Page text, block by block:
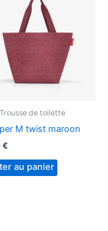
de toilette
M twist maroon
€
au panier